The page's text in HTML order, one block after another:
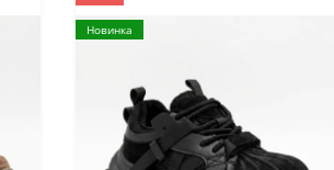
Новинка